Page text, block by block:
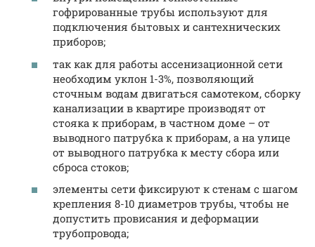
гофрированные трубы используют для
подключения бытовых и сантехнических
приборов;
так как для работы ассенизационной сети
необходим уклон 1-3%, позволяющий
сточным водам двигаться самотеком, сборку
канализации в квартире производят от
стояка к приборам, в частном доме – от
выводного патрубка к приборам, а на улице
от выводного патрубка к месту сбора или
сброса стоков;
элементы сети фиксируют к стенам с шагом
крепления 8-10 диаметров трубы, чтобы не
допустить провисания и деформации
трубопровода;